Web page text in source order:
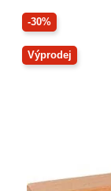
-30%
Výprodej